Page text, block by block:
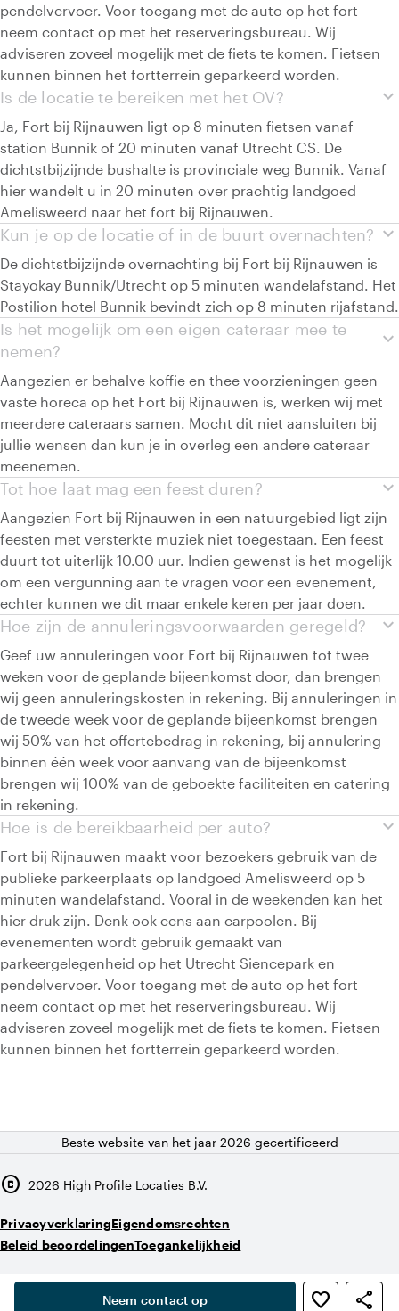
Neem contact op favorite_border shareperson
,
pendelvervoer. Voor toegang met de auto op het fort
neem contact op met het reserveringsbureau. Wij
adviseren zoveel mogelijk met de fiets te komen. Fietsen
kunnen binnen het fortterrein geparkeerd worden.
expand_more
Is de locatie te bereiken met het OV?
Ja, Fort bij Rijnauwen ligt op 8 minuten fietsen vanaf
station Bunnik of 20 minuten vanaf Utrecht CS. De
dichtstbijzijnde bushalte is provinciale weg Bunnik. Vanaf
hier wandelt u in 20 minuten over prachtig landgoed
Amelisweerd naar het fort bij Rijnauwen.
expand_more
Kun je op de locatie of in de buurt overnachten?
De dichtstbijzijnde overnachting bij Fort bij Rijnauwen is
Stayokay Bunnik/Utrecht op 5 minuten wandelafstand. Het
Postilion hotel Bunnik bevindt zich op 8 minuten rijafstand.
expand_more
Is het mogelijk om een eigen cateraar mee te
nemen?
Aangezien er behalve koffie en thee voorzieningen geen
vaste horeca op het Fort bij Rijnauwen is, werken wij met
meerdere cateraars samen. Mocht dit niet aansluiten bij
jullie wensen dan kun je in overleg een andere cateraar
meenemen.
expand_more
Tot hoe laat mag een feest duren?
Aangezien Fort bij Rijnauwen in een natuurgebied ligt zijn
feesten met versterkte muziek niet toegestaan. Een feest
duurt tot uiterlijk 10.00 uur. Indien gewenst is het mogelijk
om een vergunning aan te vragen voor een evenement,
echter kunnen we dit maar enkele keren per jaar doen.
expand_more
Hoe zijn de annuleringsvoorwaarden geregeld?
Geef uw annuleringen voor Fort bij Rijnauwen tot twee
weken voor de geplande bijeenkomst door, dan brengen
wij geen annuleringskosten in rekening. Bij annuleringen in
de tweede week voor de geplande bijeenkomst brengen
wij 50% van het offertebedrag in rekening, bij annulering
binnen één week voor aanvang van de bijeenkomst
brengen wij 100% van de geboekte faciliteiten en catering
in rekening.
expand_more
Hoe is de bereikbaarheid per auto?
Fort bij Rijnauwen maakt voor bezoekers gebruik van de
publieke parkeerplaats op landgoed Amelisweerd op 5
minuten wandelafstand. Vooral in de weekenden kan het
hier druk zijn. Denk ook eens aan carpoolen. Bij
evenementen wordt gebruik gemaakt van
parkeergelegenheid op het Utrecht Siencepark en
pendelvervoer. Voor toegang met de auto op het fort
neem contact op met het reserveringsbureau. Wij
adviseren zoveel mogelijk met de fiets te komen. Fietsen
kunnen binnen het fortterrein geparkeerd worden.
Beste website van het jaar 2026 gecertificeerd
copyright 2026 High Profile Locaties B.V.
PrivacyverklaringEigendomsrechten
Beleid beoordelingenToegankelijkheid